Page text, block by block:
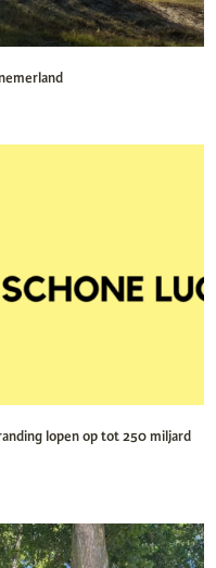
lopen op tot 250 miljard